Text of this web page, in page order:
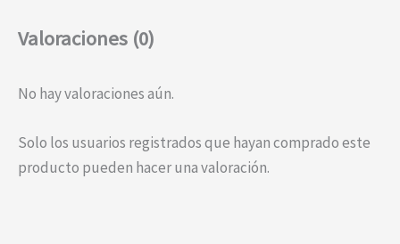
Valoraciones (0)
No hay valoraciones aún.
Solo los usuarios registrados que hayan comprado este
producto pueden hacer una valoración.